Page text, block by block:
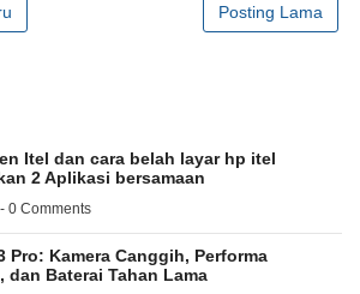
Posting Lama
Itel dan cara belah layar hp itel
2 Aplikasi bersamaan
0 Comments
Pro: Kamera Canggih, Performa
dan Baterai Tahan Lama